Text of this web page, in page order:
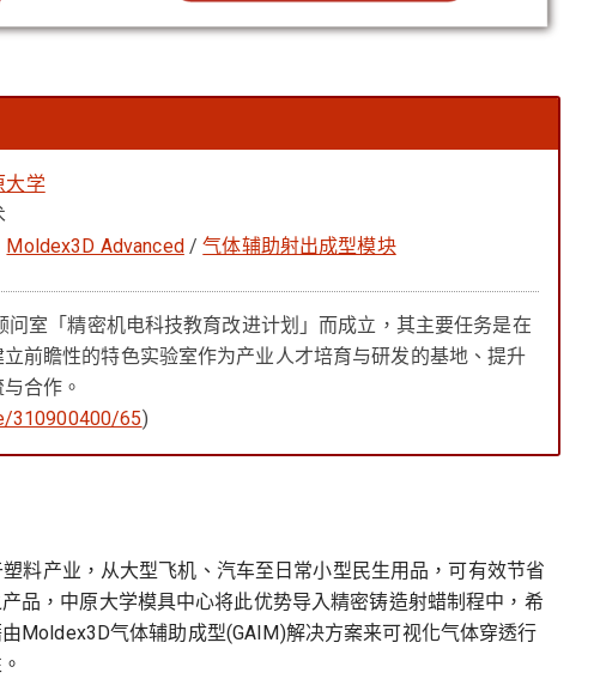
大学
Moldex3D Advanced /气体辅助射出成型模块
室「精密机电科技教育改进计划」而成立，其主要任务是在
前瞻性的特色实验室作为产业人才培育与研发的基地、提升
合作。
310900400/65)
料产业，从大型飞机、汽车至日常小型民生用品，可有效节省
品，中原大学模具中心将此优势导入精密铸造射蜡制程中，希
Moldex3D气体辅助成型(GAIM)解决方案来可视化气体穿透行